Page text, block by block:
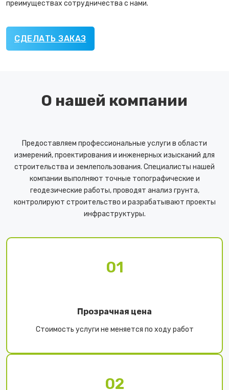
преимуществах сотрудничества с нами.
СДЕЛАТЬ ЗАКАЗ
О нашей компании
Предоставляем профессиональные услуги в области
измерений, проектирования и инженерных изысканий для
строительства и землепользования. Специалисты нашей
компании выполняют точные топографические и
геодезические работы, проводят анализ грунта,
контролируют строительство и разрабатывают проекты
инфраструктуры.
01
Прозрачная цена
Стоимость услуги не меняется по ходу работ
02